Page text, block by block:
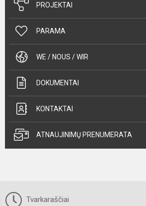
PROJEKTAI
PARAMA
WE / NOUS / WIR
DOKUMENTAI
KONTAKTAI
ATNAUJINIMŲ PRENUMERATA
Tvarkaraščiai